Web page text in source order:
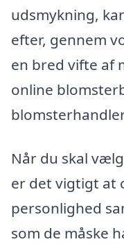
udsmykning,
efter, gennem
en bred vifte af
online
Når du skal
er det vigtigt at
personlighed
som de måske